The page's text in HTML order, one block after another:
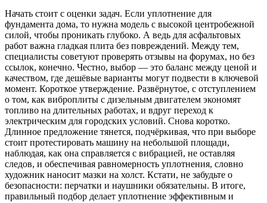
Начать стоит с оценки задач. Если уплотнение для
фундамента дома, то нужна модель с высокой центробежной
силой, чтобы проникать глубоко. А ведь для асфальтовых
работ важна гладкая плита без повреждений. Между тем,
специалисты советуют проверять отзывы на форумах, но без
ссылок, конечно. Честно, выбор — это баланс между ценой и
качеством, где дешёвые варианты могут подвести в ключевой
момент. Короткое утверждение. Развёрнутое, с отступлением
о том, как виброплиты с дизельным двигателем экономят
топливо на длительных работах, и вдруг переход к
электрическим для городских условий. Снова коротко.
Длинное предложение тянется, подчёркивая, что при выборе
стоит протестировать машину на небольшой площади,
наблюдая, как она справляется с вибрацией, не оставляя
следов, и обеспечивая равномерность уплотнения, словно
художник наносит мазки на холст. Кстати, не забудьте о
безопасности: перчатки и наушники обязательны. В итоге,
правильный подбор делает уплотнение эффективным и